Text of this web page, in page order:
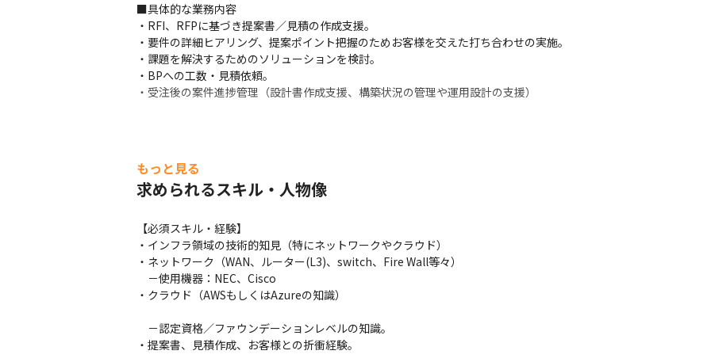
■具体的な業務内容
・RFI、RFPに基づき提案書／見積の作成支援。
・要件の詳細ヒアリング、提案ポイント把握のためお客様を交えた打ち合わせの実施。
・課題を解決するためのソリューションを検討。
・BPへの工数・見積依頼。
・受注後の案件進捗管理（設計書作成支援、構築状況の管理や運用設計の支援）
もっと見る
求められるスキル・人物像
【必須スキル・経験】
・インフラ領域の技術的知見（特にネットワークやクラウド）
・ネットワーク（WAN、ルーター(L3)、switch、Fire Wall等々）
－使用機器：NEC、Cisco
・クラウド（AWSもしくはAzureの知識）
－認定資格／ファウンデーションレベルの知識。
・提案書、見積作成、お客様との折衝経験。